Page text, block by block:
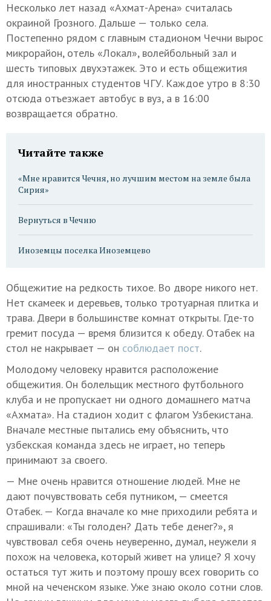
Несколько лет назад «Ахмат-Арена» считалась
окраиной Грозного. Дальше — только села.
Постепенно рядом с главным стадионом Чечни вырос
микрорайон, отель «Локал», волейбольный зал и
шесть типовых двухэтажек. Это и есть общежития
для иностранных студентов ЧГУ. Каждое утро в 8:30
отсюда отъезжает автобус в вуз, а в 16:00
возвращается обратно.
Читайте также
«Мне нравится Чечня, но лучшим местом на земле была
Сирия»
Вернуться в Чечню
Иноземцы поселка Иноземцево
Общежитие на редкость тихое. Во дворе никого нет.
Нет скамеек и деревьев, только тротуарная плитка и
трава. Двери в большинстве комнат открыты. Где-то
гремит посуда — время близится к обеду. Отабек на
стол не накрывает — он соблюдает пост.
Молодому человеку нравится расположение
общежития. Он болельщик местного футбольного
клуба и не пропускает ни одного домашнего матча
«Ахмата». На стадион ходит с флагом Узбекистана.
Вначале местные пытались ему объяснить, что
узбекская команда здесь не играет, но теперь
принимают за своего.
— Мне очень нравится отношение людей. Мне не
дают почувствовать себя путником, — смеется
Отабек. — Когда вначале ко мне приходили ребята и
спрашивали: «Ты голоден? Дать тебе денег?», я
чувствовал себя очень неуверенно, думал, неужели я
похож на человека, который живет на улице? Я хочу
остаться тут жить и поэтому прошу всех говорить со
мной на чеченском языке. Уже знаю около сотни слов.